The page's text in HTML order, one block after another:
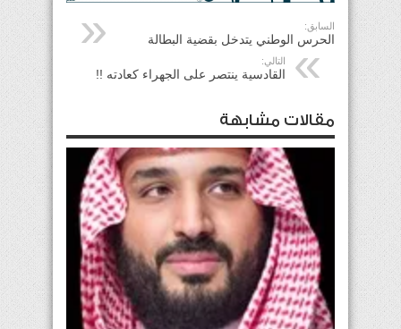
السابق:
الحرس الوطني يتدخل بقضية البطالة
التالي:
القادسية ينتصر على الجهراء كعادته !!
مقالات مشابهة